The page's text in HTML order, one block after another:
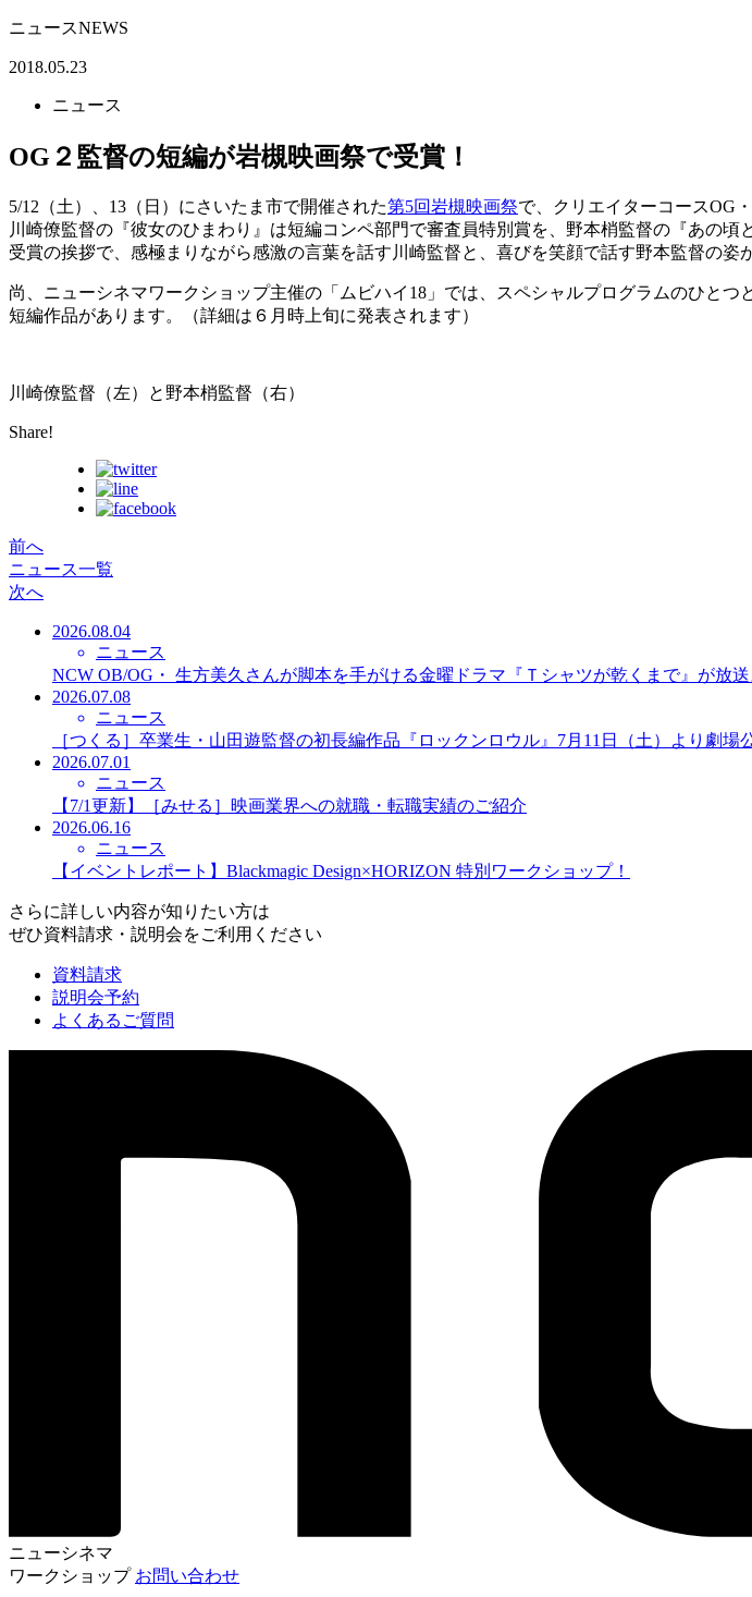
ニュースNEWS
2018.05.23
ニュース
OG２監督の短編が岩槻映画祭で受賞！
5/12（土）、13（日）にさいたま市で開催された第5回岩槻映画祭で、クリエイターコースOG
川崎僚監督の『彼女のひまわり』は短編コンペ部門で審査員特別賞を、野本梢監督の『あの頃
受賞の挨拶で、感極まりながら感激の言葉を話す川崎監督と、喜びを笑顔で話す野本監督の姿
尚、ニューシネマワークショップ主催の「ムビハイ18」では、スペシャルプログラムのひと
短編作品があります。（詳細は６月時上旬に発表されます）
川崎僚監督（左）と野本梢監督（右）
Share!
前へ
ニュース一覧
次へ
2026.08.04
ニュース
NCW OB/OG・ 生方美久さんが脚本を手がける金曜ドラマ『Ｔシャツが乾くまで』が放送
2026.07.08
ニュース
［つくる］卒業生・山田遊監督の初長編作品『ロックンロウル』7月11日（土）より劇場
2026.07.01
ニュース
【7/1更新】［みせる］映画業界への就職・転職実績のご紹介
2026.06.16
ニュース
【イベントレポート】Blackmagic Design×HORIZON 特別ワークショップ！
さらに詳しい内容が知りたい方は
ぜひ資料請求・説明会をご利用ください
資料請求
説明会予約
よくあるご質問
ニューシネマ
ワークショップ お問い合わせ